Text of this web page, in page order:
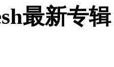
最新专辑